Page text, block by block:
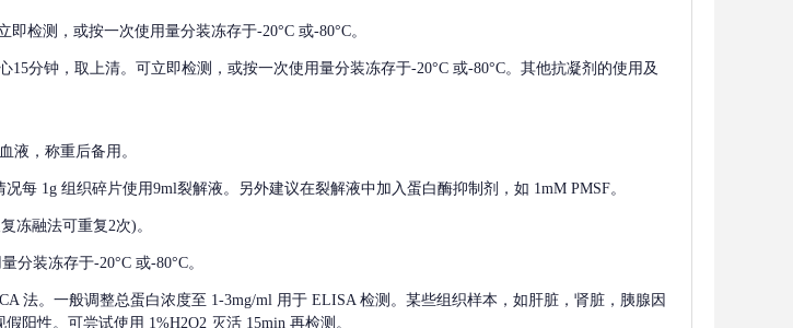
检测，或按一次使用量分装冻存于-20°C 或-80°C。
15分钟，取上清。可立即检测，或按一次使用量分装冻存于-20°C 或-80°C。其他抗凝剂的使用及
液，称重后备用。
况每 1g 组织碎片使用9ml裂解液。另外建议在裂解液中加入蛋白酶抑制剂，如 1mM PMSF。
冻融法可重复2次)。
分装冻存于-20°C 或-80°C。
法。一般调整总蛋白浓度至 1-3mg/ml 用于 ELISA 检测。某些组织样本，如肝脏，肾脏，胰腺因
阳性。可尝试使用 1%H2O2 灭活 15min 再检测。